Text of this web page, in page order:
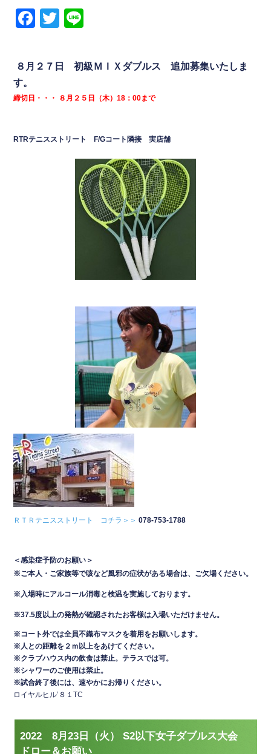
F
c
e
b
o
T
tt
er
e
８月２７日 初級ＭＩＸダブルス 追加募集いたしま
す。
締切日・・・ ８月２５日（木）18：00まで
RTRテニスストリート F/Gコート隣接 実店舗
ＲＴＲテニスストリート コチラ＞＞ 078-753-1788
＜感染症予防のお願い＞
※ご本人・ご家族等で咳など風邪の症状がある場合は、ご欠場ください。
※入場時にアルコール消毒と検温を実施しております。
※37.5度以上の発熱が確認されたお客様は入場いただけません。
※コート外では全員不織布マスクを着用をお願いします。
※人との距離を２ｍ以上をあけてください。
※クラブハウス内の飲食は禁止。テラスでは可。
※シャワーのご使用は禁止。
※試合終了後には、速やかにお帰りください。
ロイヤルヒル’８１TC
2022 8月23日（火） S2以下女子ダブルス大会
ドロー＆お願い